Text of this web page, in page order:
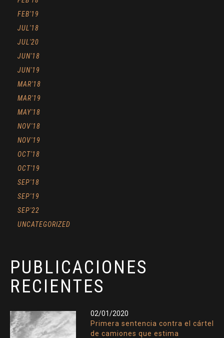
FEB'19
JUL'18
JUL'20
JUN'18
JUN'19
MAR'18
MAR'19
MAY'18
NOV'18
NOV'19
OCT'18
OCT'19
SEP'18
SEP'19
SEP'22
UNCATEGORIZED
PUBLICACIONES
RECIENTES
02/01/2020
Primera sentencia contra el cártel
de camiones que estima